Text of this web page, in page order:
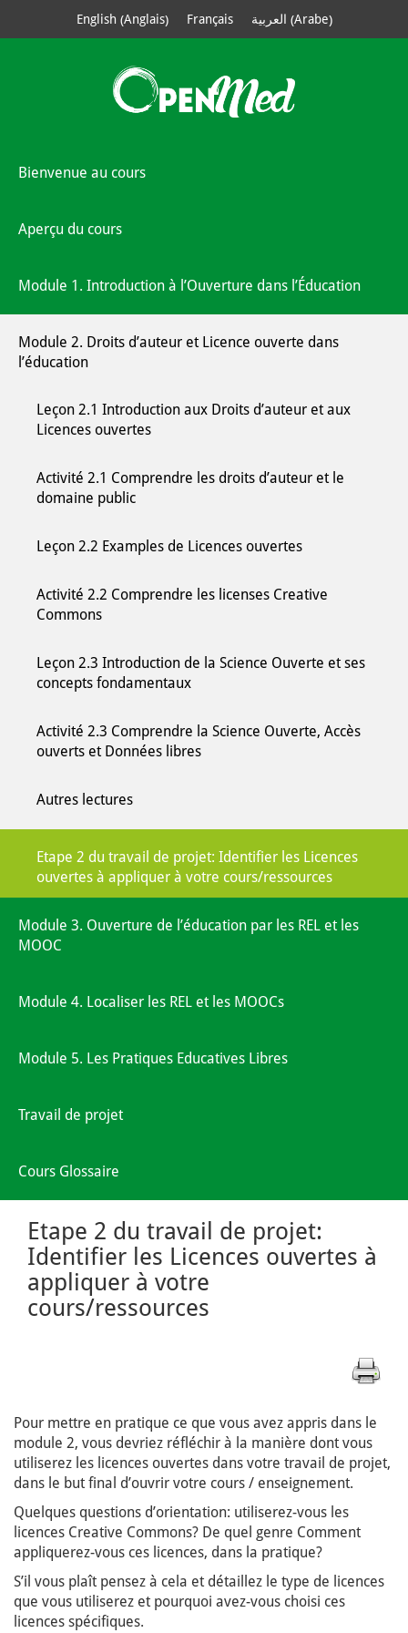
English(Anglais) Français العربية (Arabe)
Bienvenue au cours
Aperçu du cours
Module 1. Introduction à l’Ouverture dans l’Éducation
Module 2. Droits d’auteur et Licence ouverte dans
l’éducation
Leçon 2.1 Introduction aux Droits d’auteur et aux
Licences ouvertes
Activité 2.1 Comprendre les droits d’auteur et le
domaine public
Leçon 2.2 Examples de Licences ouvertes
Activité 2.2 Comprendre les licenses Creative
Commons
Leçon 2.3 Introduction de la Science Ouverte et ses
concepts fondamentaux
Activité 2.3 Comprendre la Science Ouverte, Accès
ouverts et Données libres
Autres lectures
Etape 2 du travail de projet: Identifier les Licences
ouvertes à appliquer à votre cours/ressources
Module 3. Ouverture de l’éducation par les REL et les
MOOC
Module 4. Localiser les REL et les MOOCs
Module 5. Les Pratiques Educatives Libres
Travail de projet
Cours Glossaire
Etape 2 du travail de projet:
Identifier les Licences ouvertes à
appliquer à votre
cours/ressources
Pour mettre en pratique ce que vous avez appris dans le
module 2, vous devriez réfléchir à la manière dont vous
utiliserez les licences ouvertes dans votre travail de projet,
dans le but final d’ouvrir votre cours / enseignement.
Quelques questions d’orientation: utiliserez-vous les
licences Creative Commons? De quel genre Comment
appliquerez-vous ces licences, dans la pratique?
S’il vous plaît pensez à cela et détaillez le type de licences
que vous utiliserez et pourquoi avez-vous choisi ces
licences spécifiques.